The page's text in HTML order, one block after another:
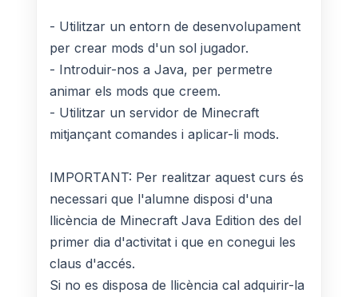
- Utilitzar un entorn de desenvolupament
per crear mods d'un sol jugador.
- Introduir-nos a Java, per permetre
animar els mods que creem.
- Utilitzar un servidor de Minecraft
mitjançant comandes i aplicar-li mods.
IMPORTANT: Per realitzar aquest curs és
necessari que l'alumne disposi d'una
llicència de Minecraft Java Edition des del
primer dia d'activitat i que en conegui les
claus d'accés.
Si no es disposa de llicència cal adquirir-la